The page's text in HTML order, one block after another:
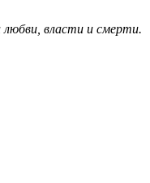
любви, власти и смерти.